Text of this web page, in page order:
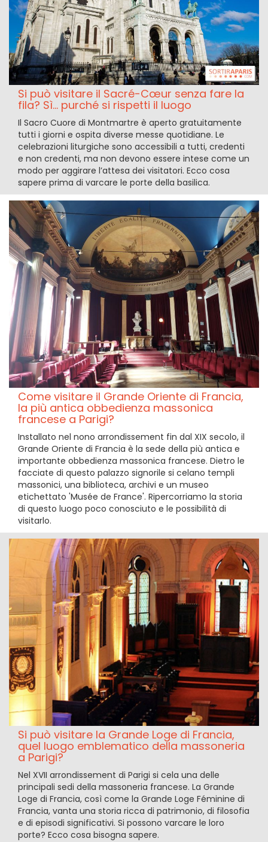
Si può visitare il Sacré-Cœur senza fare la
fila? Sì... purché si rispetti il luogo
Il Sacro Cuore di Montmartre è aperto gratuitamente
tutti i giorni e ospita diverse messe quotidiane. Le
celebrazioni liturgiche sono accessibili a tutti, credenti
e non credenti, ma non devono essere intese come un
modo per aggirare l’attesa dei visitatori. Ecco cosa
sapere prima di varcare le porte della basilica.
Come visitare il Grande Oriente di Francia,
la più antica obbedienza massonica
francese a Parigi?
Installato nel nono arrondissement fin dal XIX secolo, il
Grande Oriente di Francia è la sede della più antica e
importante obbedienza massonica francese. Dietro le
facciate di questo palazzo signorile si celano templi
massonici, una biblioteca, archivi e un museo
etichettato 'Musée de France'. Ripercorriamo la storia
di questo luogo poco conosciuto e le possibilità di
visitarlo.
Si può visitare la Grande Loge di Francia,
quel luogo emblematico della massoneria
a Parigi?
Nel XVII arrondissement di Parigi si cela una delle
principali sedi della massoneria francese. La Grande
Loge di Francia, così come la Grande Loge Féminine di
Francia, vanta una storia ricca di patrimonio, di filosofia
e di episodi significativi. Si possono varcare le loro
porte? Ecco cosa bisogna sapere.